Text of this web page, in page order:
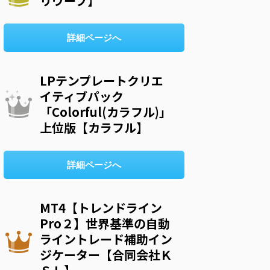
詳細ページへ
LPテンプレートクリエ
イティブパック
「Colorful(カラフル)」
上位版【カラフル】
詳細ページへ
MT4【トレンドライン
Pro２】世界基準の自動
ライントレード補助イン
ジケーター【合同会社Ｋ